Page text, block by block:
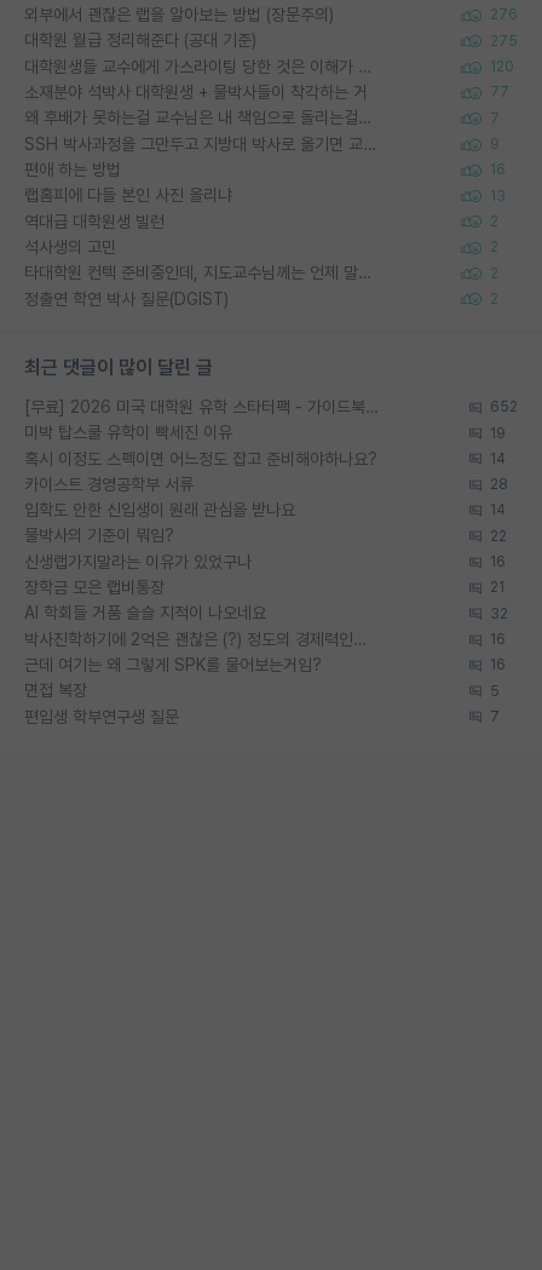
외부에서 괜찮은 랩을 알아보는 방법 (장문주의) 276
대학원 월급 정리해준다 (공대 기준) 275
대학원생들 교수에게 가스라이팅 당한 것은 이해가 갑니다. 안타깝네요. 120
소재분야 석박사 대학원생 + 물박사들이 착각하는 거 77
왜 후배가 못하는걸 교수님은 내 책임으로 돌리는걸까요? 7
SSH 박사과정을 그만두고 지방대 박사로 옮기면 교수의 꿈은 끝일까요? 9
편애 하는 방법 16
랩홈피에 다들 본인 사진 올리냐 13
역대급 대학원생 빌런 2
석사생의 고민 2
타대학원 컨텍 준비중인데, 지도교수님께는 언제 말씀드려야 할까요? 2
정출연 학연 박사 질문(DGIST) 2
최근 댓글이 많이 달린 글
[무료] 2026 미국 대학원 유학 스타터팩 - 가이드북 & 합격자 컨택메일 템플릿 652
미박 탑스쿨 유학이 빡세진 이유 19
혹시 이정도 스펙이면 어느정도 잡고 준비해야하나요? 14
카이스트 경영공학부 서류 28
입학도 안한 신입생이 원래 관심을 받나요 14
물박사의 기준이 뭐임? 22
신생랩가지말라는 이유가 있었구나 16
장학금 모은 랩비통장 21
AI 학회들 거품 슬슬 지적이 나오네요 32
박사진학하기에 2억은 괜찮은 (?) 정도의 경제력인가요 16
근데 여기는 왜 그렇게 SPK를 물어보는거임? 16
면접 복장 5
편입생 학부연구생 질문 7